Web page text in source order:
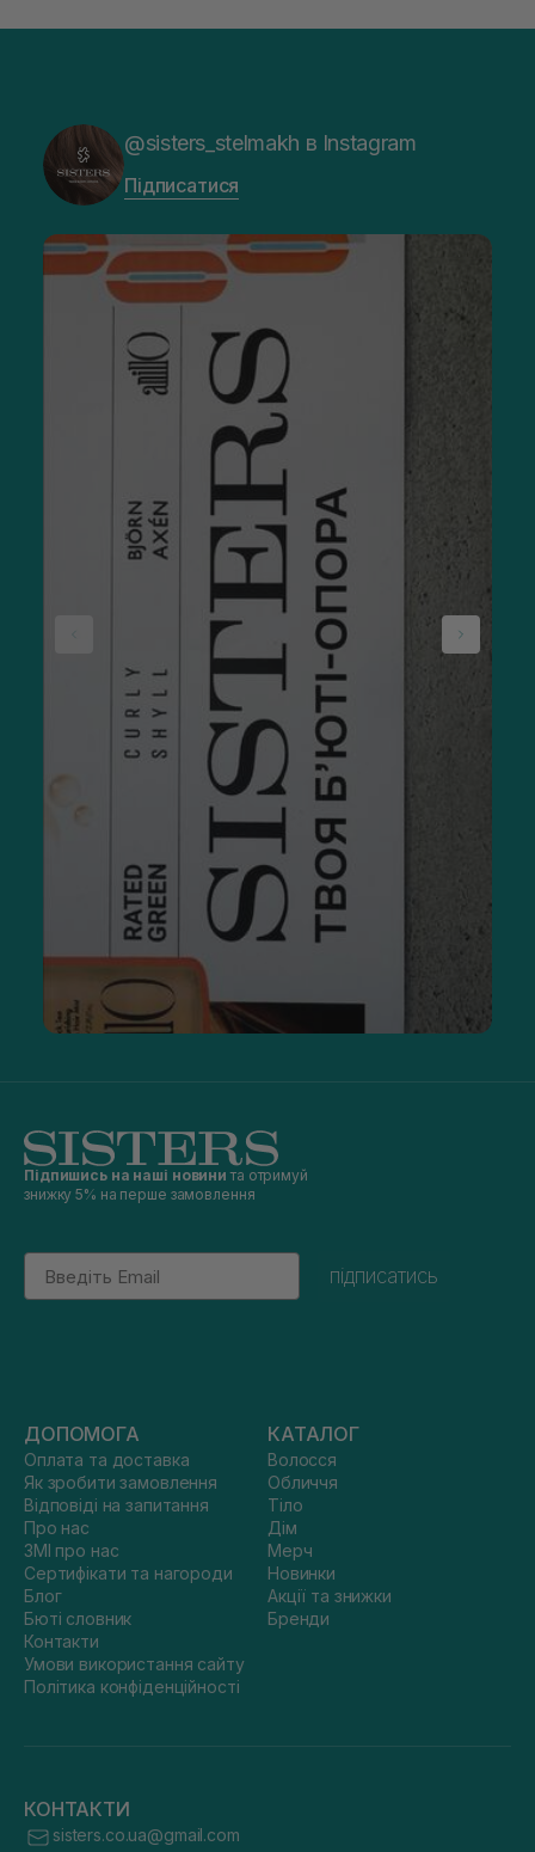
@sisters_stelmakh в Instagram
Підписатися
Підпишись на наші новини та отримуй
знижку 5% на перше замовлення
Email
підписатись
ДОПОМОГА
Оплата та доставка
Як зробити замовлення
Відповіді на запитання
Про нас
ЗМІ про нас
Сертифікати та нагороди
Блог
Бюті словник
Контакти
Умови використання сайту
Політика конфіденційності
КАТАЛОГ
Волосся
Обличчя
Тіло
Дім
Мерч
Новинки
Акції та знижки
Бренди
КОНТАКТИ
sisters.co.ua@gmail.com